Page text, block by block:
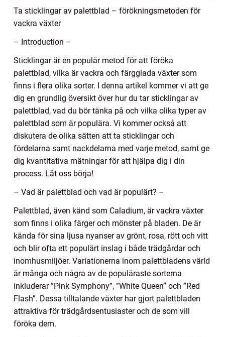
Ta sticklingar av palettblad – förökningsmetoden för
vackra växter
– Introduction –
Sticklingar är en populär metod för att föröka
palettblad, vilka är vackra och färgglada växter som
finns i flera olika sorter. I denna artikel kommer vi att ge
dig en grundlig översikt över hur du tar sticklingar av
palettblad, vad du bör tänka på och vilka olika typer av
palettblad som är populära. Vi kommer också att
diskutera de olika sätten att ta sticklingar och
fördelarna samt nackdelarna med varje metod, samt ge
dig kvantitativa mätningar för att hjälpa dig i din
process. Låt oss börja!
– Vad är palettblad och vad är populärt? –
Palettblad, även känd som Caladium, är vackra växter
som finns i olika färger och mönster på bladen. De är
kända för sina ljusa nyanser av grönt, rosa, rött och vitt
och blir ofta ett populärt inslag i både trädgårdar och
inomhusmiljöer. Variationerna inom palettbladens värld
är många och några av de populäraste sorterna
inkluderar ”Pink Symphony”, ”White Queen” och ”Red
Flash”. Dessa tilltalande växter har gjort palettbladen
attraktiva för trädgårdsentusiaster och de som vill
föröka dem.